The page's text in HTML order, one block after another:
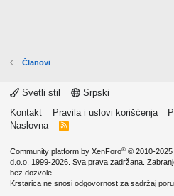
Članovi
Svetli stil
Srpski
Kontakt
Pravila i uslovi korišćenja
Naslovna
R
Community platform by XenForo® © 2010-2025
d.o.o. 1999-2026. Sva prava zadržana.
bez dozvole.
Krstarica ne snosi odgovornost za sadržaj